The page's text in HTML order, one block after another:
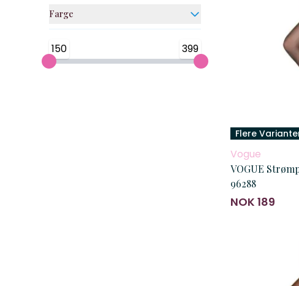
Farge
150 399
Flere
Vogue
VOGUE
96288
NOK 189